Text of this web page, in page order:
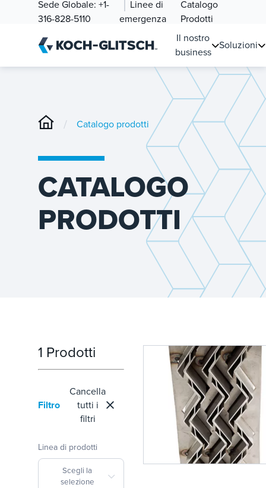
Sede Globale: +1-
316-828-5110
Linee di
emergenza
Catalogo
Prodotti
Il nostro
business
Soluzioni
/ Catalogo prodotti
CATALOGO
PRODOTTI
1 Prodotti
Filtro
Cancella
tutti i
filtri
Linea di prodotti
Scegli la
selezione